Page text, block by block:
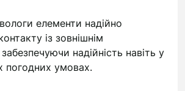
елементи надійно
із зовнішнім
надійність навіть у
погодних умовах.